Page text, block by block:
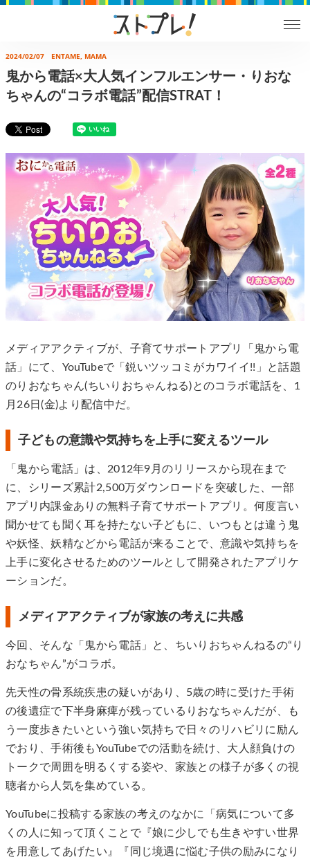
2024/02/07 ENTAME, MAMA
鬼から電話×大人気インフルエンサー・りおな
ちゃんの“コラボ電話”配信STRAT！
メディアアクティブが、子育てサポートアプリ「鬼から電
話」にて、YouTubeで「鋭いツッコミがカワイイ!!」と話題
のりおなちゃん(ちいりおちゃんねる)とのコラボ電話を、1
月26日(金)より配信中だ。
子どもの意識や気持ちを上手に変えるツール
「鬼から電話」は、2012年9月のリリースから現在まで
に、シリーズ累計2,500万ダウンロードを突破した、一部
アプリ内課金ありの無料子育てサポートアプリ。何度言い
聞かせても聞く耳を持たない子どもに、いつもとは違う鬼
や妖怪、妖精などから電話が来ることで、意識や気持ちを
上手に変化させるためのツールとして開発されたアプリケ
ーションだ。
メディアアクティブが家族の考えに共感
今回、そんな「鬼から電話」と、ちいりおちゃんねるの“り
おなちゃん”がコラボ。
先天性の骨系統疾患の疑いがあり、5歳の時に受けた手術
の後遺症で下半身麻痺が残っているりおなちゃんだが、も
う一度歩きたいという強い気持ちで日々のリハビリに励ん
でおり、手術後もYouTubeでの活動を続け、大人顔負けの
トークで周囲を明るくする姿や、家族との様子が多くの視
聴者から人気を集めている。
YouTubeに投稿する家族の考えのなかに「病気について多
くの人に知って頂くことで『娘に少しでも生きやすい世界
を用意してあげたい』『同じ境遇に悩む子供の励みになり